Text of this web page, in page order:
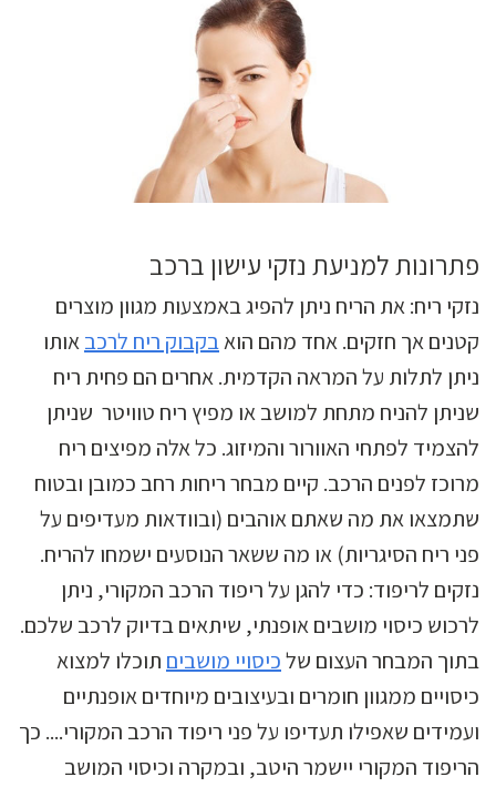
פתרונות למניעת נזקי עישון ברכב
נזקי ריח: את הריח ניתן להפיג באמצעות מגוון מוצרים
קטנים אך חזקים. אחד מהם הואבקבוק ריח לרכבאותו
ניתן לתלות על המראה הקדמית. אחרים הם פחית ריח
שניתן להניח מתחת למושב או מפיץ ריח טוויטר שניתן
להצמיד לפתחי האוורור והמיזוג. כל אלה מפיצים ריח
מרוכז לפנים הרכב. קיים מבחר ריחות רחב כמובן ובטוח
שתמצאו את מה שאתם אוהבים (ובוודאות מעדיפים על
פני ריח הסיגריות) או מה ששאר הנוסעים ישמחו להריח.
נזקים לריפוד: כדי להגן על ריפוד הרכב המקורי, ניתן
לרכוש כיסוי מושבים אופנתי, שיתאים בדיוק לרכב שלכם.
בתוך המבחר העצום שלכיסויי מושבים תוכלו למצוא
כיסויים ממגוון חומרים ובעיצובים מיוחדים אופנתיים
ועמידים שאפילו תעדיפו על פני ריפוד הרכב המקורי.... כך
הריפוד המקורי יישמר היטב, ובמקרה וכיסוי המושב